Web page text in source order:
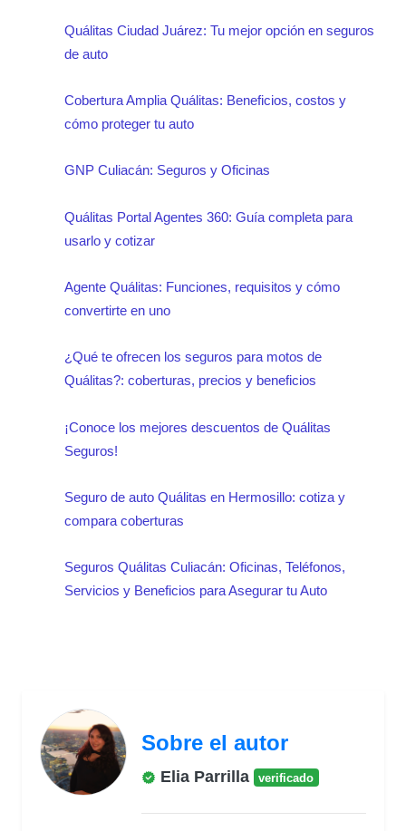
Quálitas Ciudad Juárez: Tu mejor opción en seguros
de auto
Cobertura Amplia Quálitas: Beneficios, costos y
cómo proteger tu auto
GNP Culiacán: Seguros y Oficinas
Quálitas Portal Agentes 360: Guía completa para
usarlo y cotizar
Agente Quálitas: Funciones, requisitos y cómo
convertirte en uno
¿Qué te ofrecen los seguros para motos de
Quálitas?: coberturas, precios y beneficios
¡Conoce los mejores descuentos de Quálitas
Seguros!
Seguro de auto Quálitas en Hermosillo: cotiza y
compara coberturas
Seguros Quálitas Culiacán: Oficinas, Teléfonos,
Servicios y Beneficios para Asegurar tu Auto
Sobre el autor
Elia Parrilla verificado